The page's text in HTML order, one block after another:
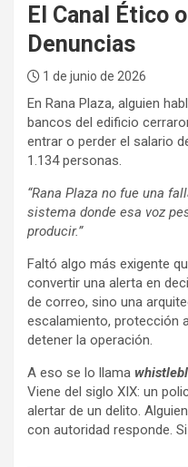
El Canal Ético
Denuncias
1 de junio de 2026
En Rana Plaza, alguien
bancos del edificio
entrar o perder el salario
1.134 personas.
“Rana Plaza no fue una
sistema donde esa voz
producir.”
Faltó algo más exigente
convertir una alerta en
de correo, sino una
escalamiento, protección
detener la operación.
A eso se lo llama
Viene del siglo XIX: un
alertar de un delito.
con autoridad responde.